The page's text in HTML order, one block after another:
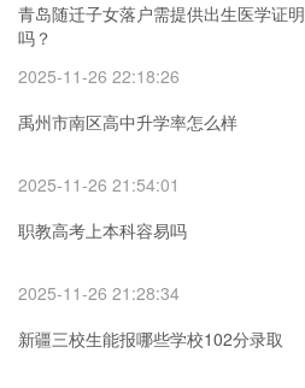
青岛随迁子女落户需提供出生医学证明
吗？
2025-11-26 22:18:26
禹州市南区高中升学率怎么样
2025-11-26 21:54:01
职教高考上本科容易吗
2025-11-26 21:28:34
新疆三校生能报哪些学校102分录取